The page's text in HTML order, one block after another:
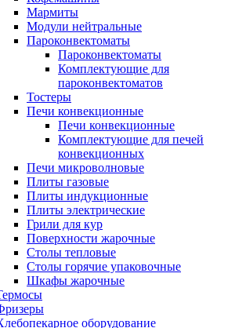
Мармиты
Модули нейтральные
Пароконвектоматы
Пароконвектоматы
Комплектующие для
пароконвектоматов
Тостеры
Печи конвекционные
Печи конвекционные
Комплектующие для печей
конвекционных
Печи микроволновые
Плиты газовые
Плиты индукционные
Плиты электрические
Грили для кур
Поверхности жарочные
Столы тепловые
Столы горячие упаковочные
Шкафы жарочные
оборудование